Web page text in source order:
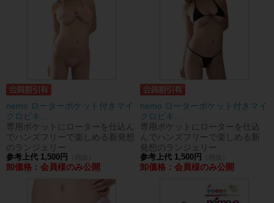
nemo ローターポケット付きマイ
クロビキ...
専用ポケットにローターを仕込ん
でハンズフリーで楽しめる新発想
のランジェリー
参考上代 1,500円
卸価格：会員様のみ公開
nemo ローターポケット付きマイ
クロビキ...
専用ポケットにローターを仕込
んでハンズフリーで楽しめる新
発想のランジェリー
参考上代 1,500円
卸価格：会員様のみ公開